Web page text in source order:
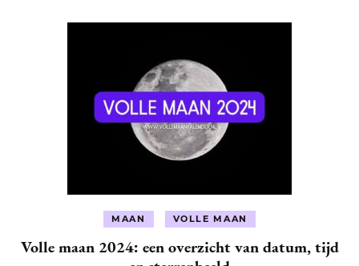
MAAN VOLLE MAAN
Volle maan 2024: een overzicht van datum, tijd